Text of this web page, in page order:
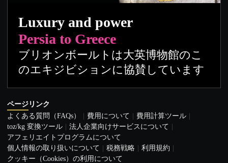
Luxury and power
Persia to Greece
ブリオンボールトは大英博物館のこ
のエキジビションに協賛しています
ページリンク
よくある質問（FAQs）
費用について
費用計算ツール
toz/kg 変換ツール
法人企業向けサービスについて
アフェリエイトプログラムについて
個人情報の取り扱いについて
税務戦略
利用規約
クッキー（Cookies）の利用について